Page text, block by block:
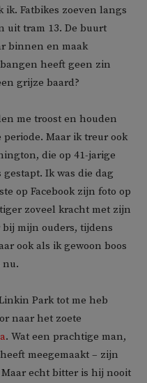
ik. Fatbikes zoeven langs
uit tram 13. De buurt
binnen en maak
heeft geen zin
grijze baard?
me troost en houden
Maar ik treur ook
die op 41-jarige
Ik was die dag
op Facebook zijn foto op
zoveel kracht met zijn
mijn ouders, tijdens
ook als ik gewoon boos
nu.
Park tot me heb
naar het zoete
. Wat een prachtige man,
meegemaakt – zijn
echt bitter is hij nooit